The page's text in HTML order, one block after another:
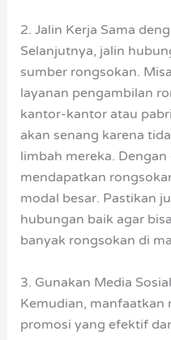
2. Jalin Kerja Sama
Selanjutnya, jalin
sumber rongsokan.
layanan pengambilan
kantor-kantor atau
akan senang karena
limbah mereka.
mendapatkan
modal besar. Pastikan
hubungan baik agar
banyak rongsokan di
3. Gunakan Media
Kemudian, manfaatkan
promosi yang efektif